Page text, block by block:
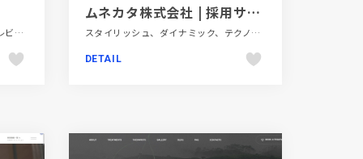
スタイリッシュ、ダイナミック、テレビ・アニメ・映画・芸能、デザイン・アート・音楽・文芸、ブラック系 、ブランド・サービスサイト、ポートフォリオ、大きめ写真
ムネカタ株式会社 | 採用サイト
スタイリッシュ、ダイナミック、テクノロジー・サイエンス、モーション多め、レッド系、大きめ写真、新卒・中途採用サイト
DETAIL